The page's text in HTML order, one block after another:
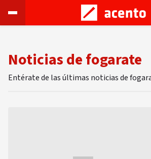
Noticias de fogarate
Entérate de las últimas noticias de